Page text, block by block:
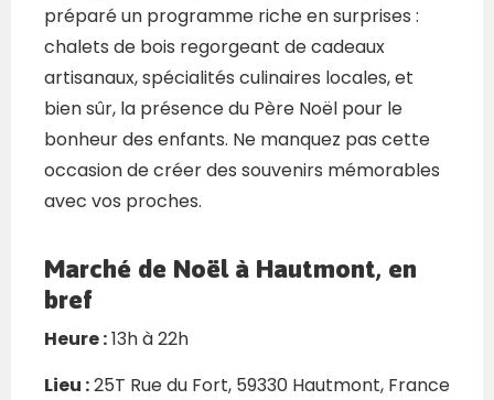
préparé un programme riche en surprises :
chalets de bois regorgeant de cadeaux
artisanaux, spécialités culinaires locales, et
bien sûr, la présence du Père Noël pour le
bonheur des enfants. Ne manquez pas cette
occasion de créer des souvenirs mémorables
avec vos proches.
Marché de Noël à Hautmont, en
bref
Heure :13h à 22h
Lieu :25T Rue du Fort, 59330 Hautmont, France